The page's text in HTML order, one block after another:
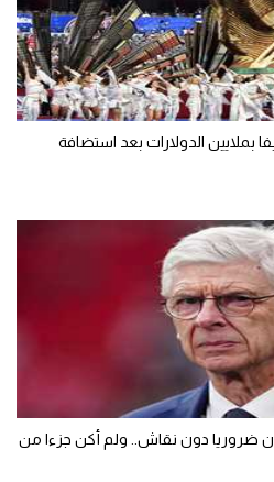
بملايين الدولارات بعد استضافة
ضروريا دون نقاش.. ولم أكن جزءا من